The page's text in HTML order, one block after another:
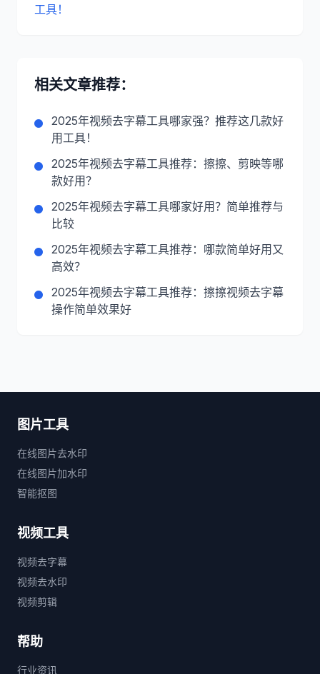
工具！
相关文章推荐：
2025年视频去字幕工具哪家强？推荐这几款好
用工具！
2025年视频去字幕工具推荐：擦擦、剪映等哪
款好用？
2025年视频去字幕工具哪家好用？简单推荐与
比较
2025年视频去字幕工具推荐：哪款简单好用又
高效？
2025年视频去字幕工具推荐：擦擦视频去字幕
操作简单效果好
图片工具
在线图片去水印
在线图片加水印
智能抠图
视频工具
视频去字幕
视频去水印
视频剪辑
帮助
行业资讯